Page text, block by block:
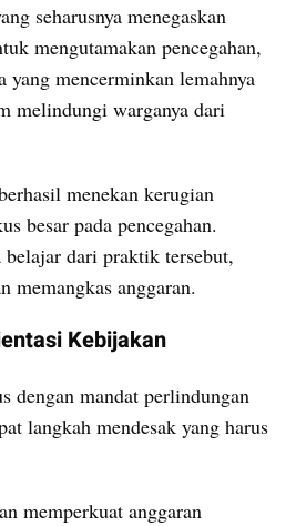
seharusnya menegaskan
mengutamakan pencegahan,
mencerminkan lemahnya
melindungi warganya dari
menekan kerugian
besar pada pencegahan.
belajar dari praktik tersebut,
memangkas anggaran.
Kebijakan
dengan mandat perlindungan
langkah mendesak yang harus
memperkuat anggaran